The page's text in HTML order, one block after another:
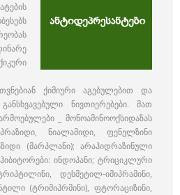
ქიმიური აგებულებით და
ნივთიერებები. მათ
_ მონოამინოოქსიდაზას
ნიალამიდი, ფენელზინი
(მარპლანი); არაჰიდრაზინული
ინდოპანი; ტრიციკლური
დესმეტილ-იმიპრამინი,
(ტრიმიპრმინი), ფტორაციზინი,